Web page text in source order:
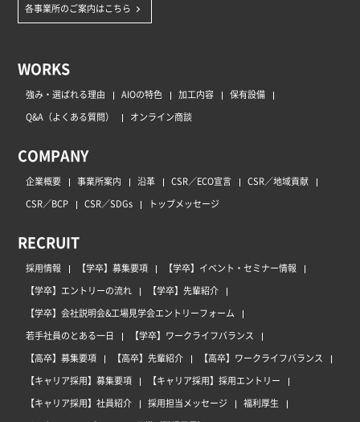
各事業所のご案内はこちら
WORKS
強み・選ばれる理由 AIOの特色 加工内容
保有設備
Q&A（よくある質問）
オンライン商談
COMPANY
企業概要 事業所案内 沿革 CSR／ECO宣言
CSR／地域貢献
CSR／BCP
CSR／SDGs トップメッセージ
RECRUIT
採用情報 【学卒】募集要項
【学卒】イベント・セミナー情報
【学卒】エントリーの流れ
【学卒】先輩紹介
【学卒】会社説明会&工場見学会エントリーフォーム
若手社員のとある一日
【学卒】ワークライフバランス
【高卒】募集要項
【高卒】先輩紹介
【高卒】ワークライフバランス
【キャリア採用】募集要項
【キャリア採用】採用エントリー
【キャリア採用】社員紹介
採用担当メッセージ
福利厚生